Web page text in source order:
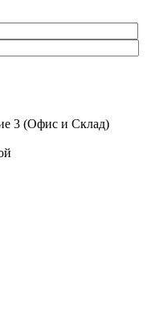
3 (Офис и Склад)